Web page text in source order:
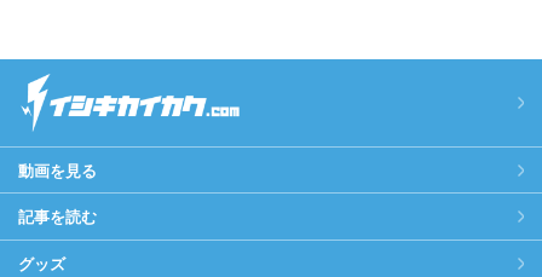
動画を見る
記事を読む
グッズ